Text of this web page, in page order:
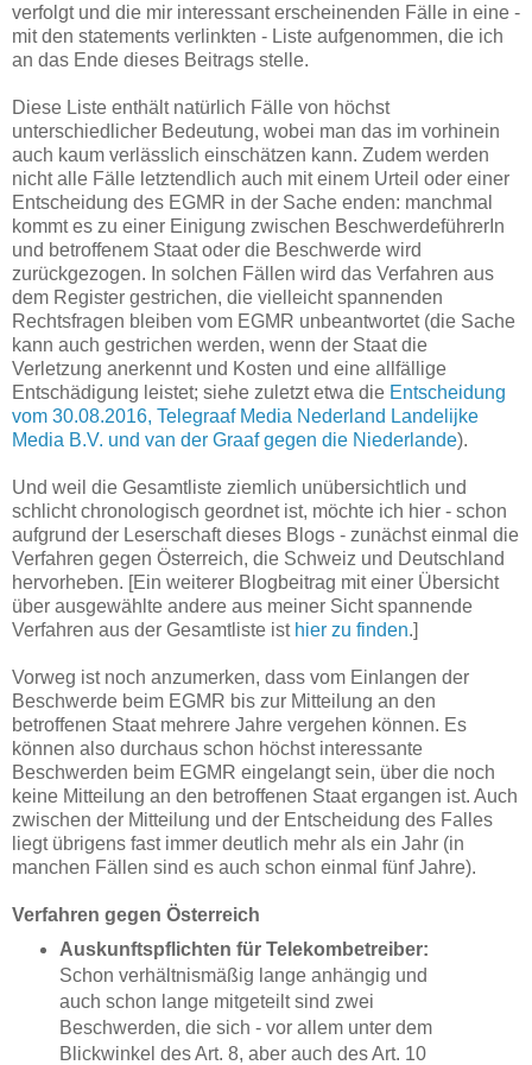
verfolgt und die mir interessant erscheinenden Fälle in eine -
mit den statements verlinkten - Liste aufgenommen, die ich
an das Ende dieses Beitrags stelle.
Diese Liste enthält natürlich Fälle von höchst
unterschiedlicher Bedeutung, wobei man das im vorhinein
auch kaum verlässlich einschätzen kann. Zudem werden
nicht alle Fälle letztendlich auch mit einem Urteil oder einer
Entscheidung des EGMR in der Sache enden: manchmal
kommt es zu einer Einigung zwischen BeschwerdeführerIn
und betroffenem Staat oder die Beschwerde wird
zurückgezogen. In solchen Fällen wird das Verfahren aus
dem Register gestrichen, die vielleicht spannenden
Rechtsfragen bleiben vom EGMR unbeantwortet (die Sache
kann auch gestrichen werden, wenn der Staat die
Verletzung anerkennt und Kosten und eine allfällige
Entschädigung leistet; siehe zuletzt etwa die Entscheidung
vom 30.08.2016, Telegraaf Media Nederland Landelijke
Media B.V. und van der Graaf gegen die Niederlande).
Und weil die Gesamtliste ziemlich unübersichtlich und
schlicht chronologisch geordnet ist, möchte ich hier - schon
aufgrund der Leserschaft dieses Blogs - zunächst einmal die
Verfahren gegen Österreich, die Schweiz und Deutschland
hervorheben. [Ein weiterer Blogbeitrag mit einer Übersicht
über ausgewählte andere aus meiner Sicht spannende
Verfahren aus der Gesamtliste ist hier zu finden.]
Vorweg ist noch anzumerken, dass vom Einlangen der
Beschwerde beim EGMR bis zur Mitteilung an den
betroffenen Staat mehrere Jahre vergehen können. Es
können also durchaus schon höchst interessante
Beschwerden beim EGMR eingelangt sein, über die noch
keine Mitteilung an den betroffenen Staat ergangen ist. Auch
zwischen der Mitteilung und der Entscheidung des Falles
liegt übrigens fast immer deutlich mehr als ein Jahr (in
manchen Fällen sind es auch schon einmal fünf Jahre).
Verfahren gegen Österreich
Auskunftspflichten für Telekombetreiber:
Schon verhältnismäßig lange anhängig und
auch schon lange mitgeteilt sind zwei
Beschwerden, die sich - vor allem unter dem
Blickwinkel des Art. 8, aber auch des Art. 10